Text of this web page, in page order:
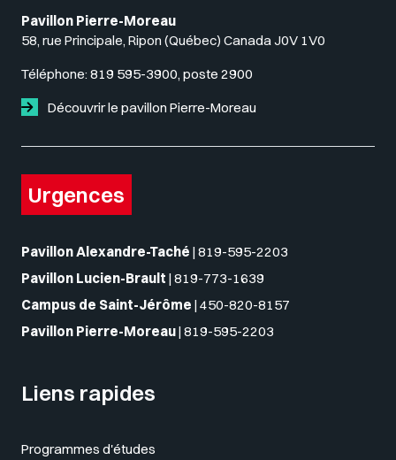
Pavillon Pierre-Moreau
58, rue Principale, Ripon (Québec) Canada J0V 1V0
Téléphone: 819 595-3900, poste 2900
Découvrir le pavillon Pierre-Moreau
Urgences
Pavillon Alexandre-Taché | 819-595-2203
Pavillon Lucien-Brault | 819-773-1639
Campus de Saint-Jérôme | 450-820-8157
Pavillon Pierre-Moreau| 819-595-2203
Liens rapides
Programmes d'études